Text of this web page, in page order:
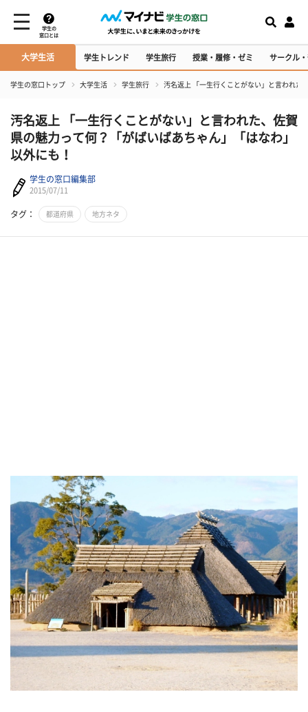
学生の
窓口とは
大学生活 学生トレンド 学生旅行 授業・履修・ゼミ サークル
学生の窓口トップ 大学生活 学生旅行 汚名返上 「一生行くことがない」と言われた
汚名返上 「一生行くことがない」と言われた、佐賀
県の魅力って何？「がばいばあちゃん」「はなわ」
以外にも！
学生の窓口編集部
2015/07/11
タグ： 都道府県 地方ネタ